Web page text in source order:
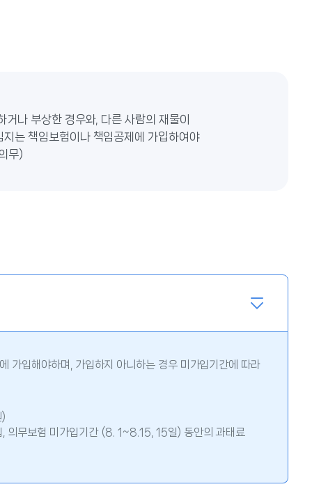
나 부상한 경우와, 다른 사람의 재물이
는 책임보험이나 책임공제에 가입하여야
무)
가입해야하며, 가입하지 아니하는 경우 미가입기간에 따라
무보험 미가입기간 (8. 1~8.15, 15일) 동안의 과태료